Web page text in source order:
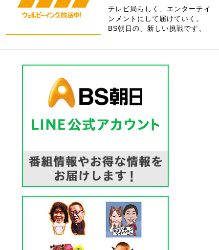
テレビ局らしく、エンターテイ
ンメントにして届けていく。
BS朝日の、新しい挑戦です。